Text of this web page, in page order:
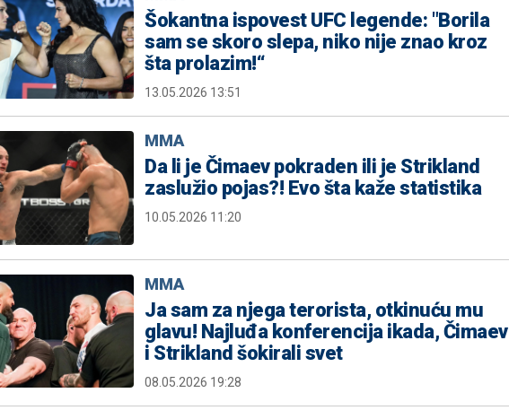
Šokantna ispovest UFC legende: "Borila
sam se skoro slepa, niko nije znao kroz
šta prolazim!“
13.05.2026 13:51
MMA
Da li je Čimaev pokraden ili je Strikland
zaslužio pojas?! Evo šta kaže statistika
10.05.2026 11:20
MMA
Ja sam za njega terorista, otkinuću mu
glavu! Najluđa konferencija ikada, Čimaev
i Strikland šokirali svet
08.05.2026 19:28